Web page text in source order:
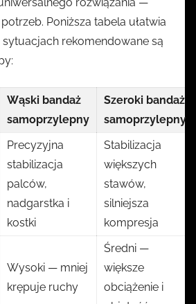
Poniższa tabela ułatwia
rekomendowane są
Wąski bandaż
samoprzylepny
Szeroki bandaż
samoprzylepny
Precyzyjna
stabilizacja
palców,
nadgarstka i
kostki
Stabilizacja
większych
stawów,
silniejsza
kompresja
Wysoki — mniej
krępuje ruchy
Średni —
większe
obciążenie i